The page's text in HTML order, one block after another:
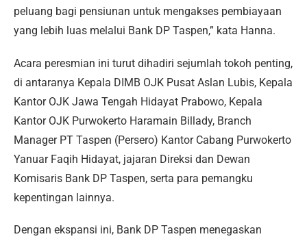
peluang bagi pensiunan untuk mengakses pembiayaan
yang lebih luas melalui Bank DP Taspen,” kata Hanna.
Acara peresmian ini turut dihadiri sejumlah tokoh penting,
di antaranya Kepala DIMB OJK Pusat Aslan Lubis, Kepala
Kantor OJK Jawa Tengah Hidayat Prabowo, Kepala
Kantor OJK Purwokerto Haramain Billady, Branch
Manager PT Taspen (Persero) Kantor Cabang Purwokerto
Yanuar Faqih Hidayat, jajaran Direksi dan Dewan
Komisaris Bank DP Taspen, serta para pemangku
kepentingan lainnya.
Dengan ekspansi ini, Bank DP Taspen menegaskan